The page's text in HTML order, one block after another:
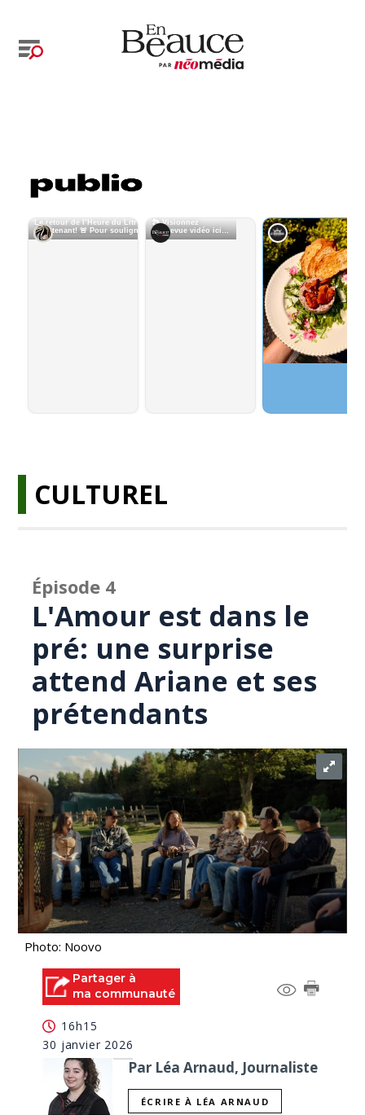
CULTUREL
Épisode 4
L'Amour est dans le
pré: une surprise
attend Ariane et ses
prétendants
Photo: Noovo
Partager à
ma communauté
16h15
30 janvier 2026
Par Léa Arnaud, Journaliste
ÉCRIRE À LÉA ARNAUD